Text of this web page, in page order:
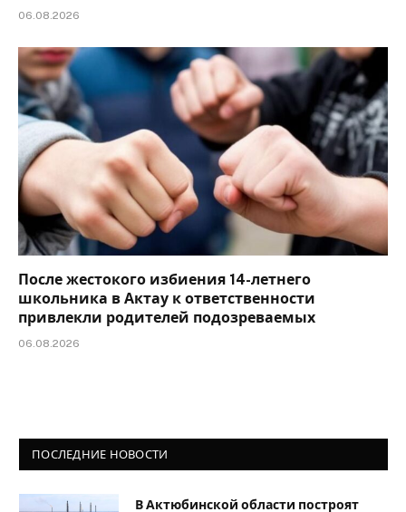
06.08.2026
После жестокого избиения 14-летнего
школьника в Актау к ответственности
привлекли родителей подозреваемых
06.08.2026
ПОСЛЕДНИЕ НОВОСТИ
В Актюбинской области построят